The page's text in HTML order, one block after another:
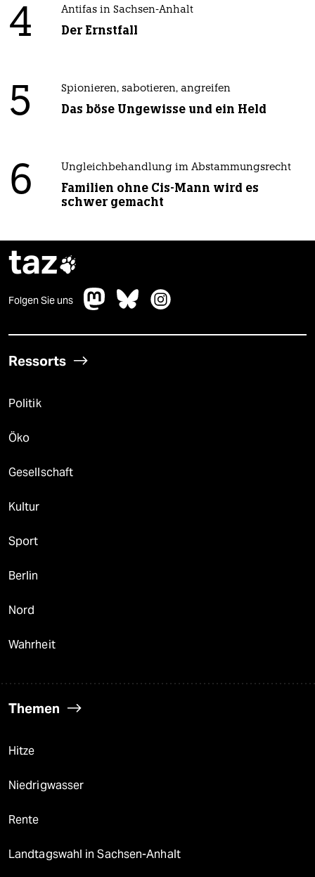
4 Antifas in Sachsen-Anhalt
Der Ernstfall
5 Spionieren, sabotieren, angreifen
Das böse Ungewisse und ein Held
6 Ungleichbehandlung im Abstammungsrecht
Familien ohne Cis-Mann wird es
schwer gemacht
taz
Folgen Sie uns
Ressorts
Politik
Öko
Gesellschaft
Kultur
Sport
Berlin
Nord
Wahrheit
Themen
Hitze
Niedrigwasser
Rente
Landtagswahl in Sachsen-Anhalt